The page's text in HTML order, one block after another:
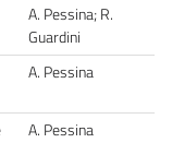
A. Pessina; R.
Guardini
A. Pessina
A. Pessina